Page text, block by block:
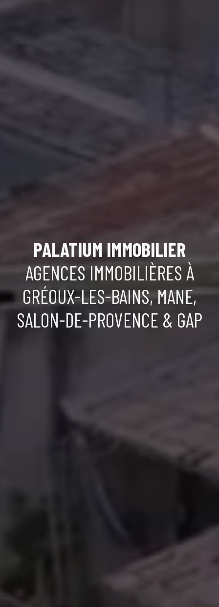
PALATIUM IMMOBILIER
AGENCES IMMOBILIÈRES À
GRÉOUX-LES-BAINS, MANE,
SALON-DE-PROVENCE & GAP